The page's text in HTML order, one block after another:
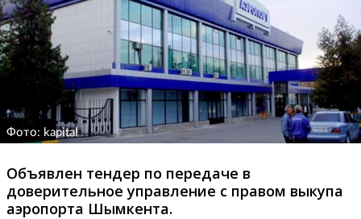
Фото: kapital
Объявлен тендер по передаче в
доверительное управление с правом выкупа
аэропорта Шымкента.